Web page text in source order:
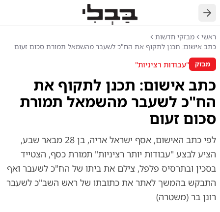
חזרה
ראשי
מבזקי חדשות
כתב אישום: תכנן לתקוף את הח"כ לשעבר מהשמאל תמורת סכום זעום
מבזק "עבודות רציניות"
כתב אישום: תכנן לתקוף את
הח"כ לשעבר מהשמאל תמורת
סכום זעום
לפי כתב האישום, אסף ישראל אריה, בן 28 מבאר שבע,
הציע לבצע "עבודות יותר רציניות" תמורת כסף, הצטייד
בסכין ובתרסיס פלפל, צילם את ביתו של הח"כ לשעבר ואף
התבקש בהמשך לאתר את כתובתו של ראש השב"כ לשעבר
רונן בר (משטרה)